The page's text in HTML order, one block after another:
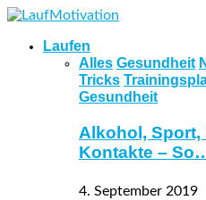
Laufen
Alles Gesundheit
Tricks
Gesundheit
Alkohol,
Kontakte –
4. September 2019